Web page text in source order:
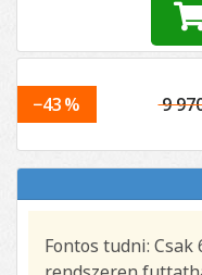
−43 % 9
Fontos tudni: